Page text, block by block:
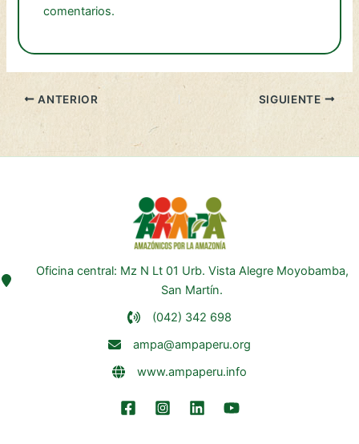
comentarios.
ANTERIOR SIGUIENTE
Oficina central: Mz N Lt 01 Urb. Vista Alegre Moyobamba,
San Martín.
(042) 342 698
ampa@ampaperu.org
www.ampaperu.info